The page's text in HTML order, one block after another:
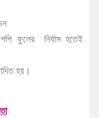
ফুলের নির্যাস হতেই
হয়।